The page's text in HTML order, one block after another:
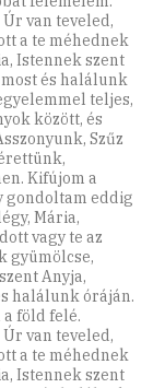
van teveled,
a te méhednek
Istennek szent
és halálunk
teljes,
között, és
Szűz
Kifújom a
gondoltam eddig
Mária,
vagy te az
gyümölcse,
Anyja,
halálunk óráján.
föld felé.
van teveled,
a te méhednek
Istennek szent